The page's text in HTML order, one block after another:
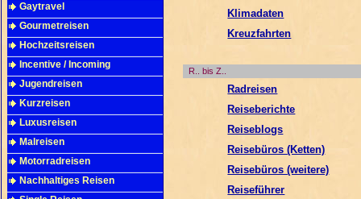
Gaytravel
Gourmetreisen
Hochzeitsreisen
Incentive / Incoming
Jugendreisen
Kurzreisen
Luxusreisen
Malreisen
Motorradreisen
Nachhaltiges Reisen
Klimadaten
Kreuzfahrten
R.. bis Z..
Radreisen
Reiseberichte
Reiseblogs
Reisebüros (Ketten)
Reisebüros (weitere)
Reiseführer